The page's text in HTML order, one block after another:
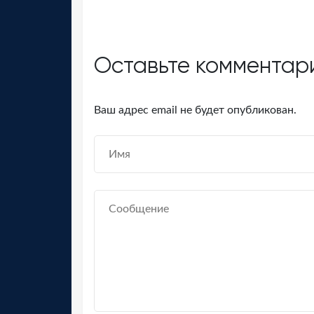
Оставьте
Ваш адрес email не будет опубликован.